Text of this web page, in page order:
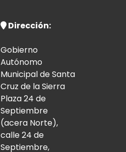
Dirección:
Gobierno
Autónomo
Municipal de Santa
Cruz de la Sierra
Plaza 24 de
Septiembre
(acera Norte),
calle 24 de
Septiembre,